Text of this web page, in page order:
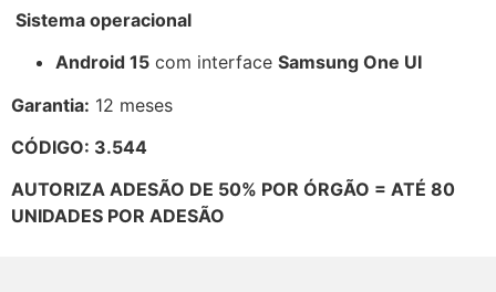
Sistema operacional
Android 15 com interface Samsung One UI
Garantia: 12 meses
CÓDIGO: 3.544
AUTORIZA ADESÃO DE 50% POR ÓRGÃO = ATÉ 80
UNIDADES POR ADESÃO